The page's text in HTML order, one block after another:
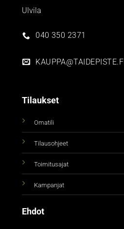
Ulvila
040 350 2371
KAUPPA@TAIDEPISTE.FI
Tilaukset
Omatili
Tilausohjeet
Toimitusajat
Kampanjat
Ehdot